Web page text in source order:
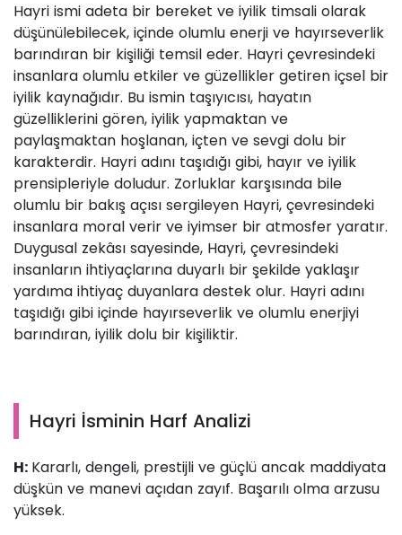
Hayri ismi adeta bir bereket ve iyilik timsali olarak
düşünülebilecek, içinde olumlu enerji ve hayırseverlik
barındıran bir kişiliği temsil eder. Hayri çevresindeki
insanlara olumlu etkiler ve güzellikler getiren içsel bir
iyilik kaynağıdır. Bu ismin taşıyıcısı, hayatın
güzelliklerini gören, iyilik yapmaktan ve
paylaşmaktan hoşlanan, içten ve sevgi dolu bir
karakterdir. Hayri adını taşıdığı gibi, hayır ve iyilik
prensipleriyle doludur. Zorluklar karşısında bile
olumlu bir bakış açısı sergileyen Hayri, çevresindeki
insanlara moral verir ve iyimser bir atmosfer yaratır.
Duygusal zekâsı sayesinde, Hayri, çevresindeki
insanların ihtiyaçlarına duyarlı bir şekilde yaklaşır
yardıma ihtiyaç duyanlara destek olur. Hayri adını
taşıdığı gibi içinde hayırseverlik ve olumlu enerjiyi
barındıran, iyilik dolu bir kişiliktir.
Hayri İsminin Harf Analizi
H: Kararlı, dengeli, prestijli ve güçlü ancak maddiyata
düşkün ve manevi açıdan zayıf. Başarılı olma arzusu
yüksek.